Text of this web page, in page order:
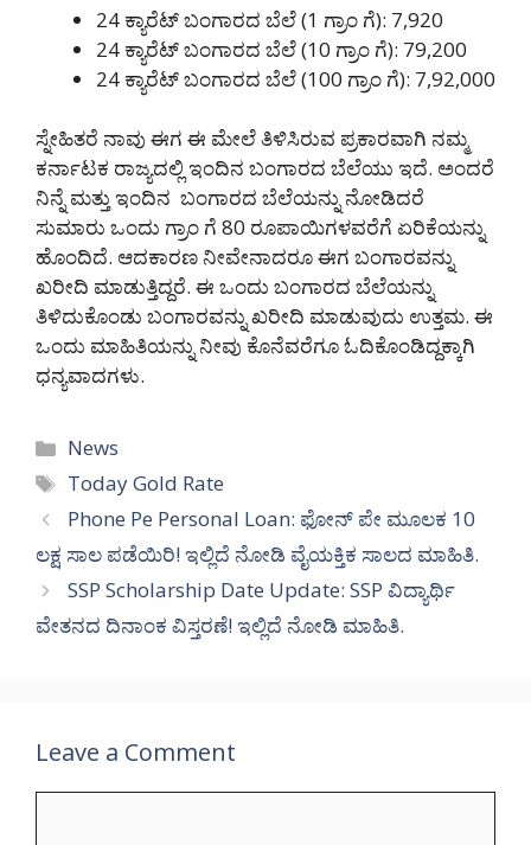
24 ಕ್ಯಾರೆಟ್ ಬಂಗಾರದ ಬೆಲೆ (1 ಗ್ರಾಂ ಗೆ): 7,920
24 ಕ್ಯಾರೆಟ್ ಬಂಗಾರದ ಬೆಲೆ (10 ಗ್ರಾಂ ಗೆ): 79,200
24 ಕ್ಯಾರೆಟ್ ಬಂಗಾರದ ಬೆಲೆ (100 ಗ್ರಾಂ ಗೆ): 7,92,000
ಸ್ನೇಹಿತರೆ ನಾವು ಈಗ ಈ ಮೇಲೆ ತಿಳಿಸಿರುವ ಪ್ರಕಾರವಾಗಿ ನಮ್ಮ
ಕರ್ನಾಟಕ ರಾಜ್ಯದಲ್ಲಿ ಇಂದಿನ ಬಂಗಾರದ ಬೆಲೆಯು ಇದೆ. ಅಂದರೆ
ನಿನ್ನೆ ಮತ್ತು ಇಂದಿನ ಬಂಗಾರದ ಬೆಲೆಯನ್ನು ನೋಡಿದರೆ
ಸುಮಾರು ಒಂದು ಗ್ರಾಂ ಗೆ 80 ರೂಪಾಯಿಗಳವರೆಗೆ ಏರಿಕೆಯನ್ನು
ಹೊಂದಿದೆ. ಆದಕಾರಣ ನೀವೇನಾದರೂ ಈಗ ಬಂಗಾರವನ್ನು
ಖರೀದಿ ಮಾಡುತ್ತಿದ್ದರೆ. ಈ ಒಂದು ಬಂಗಾರದ ಬೆಲೆಯನ್ನು
ತಿಳಿದುಕೊಂಡು ಬಂಗಾರವನ್ನು ಖರೀದಿ ಮಾಡುವುದು ಉತ್ತಮ. ಈ
ಒಂದು ಮಾಹಿತಿಯನ್ನು ನೀವು ಕೊನೆವರೆಗೂ ಓದಿಕೊಂಡಿದ್ದಕ್ಕಾಗಿ
ಧನ್ಯವಾದಗಳು.
Categories
News
Tags
Today Gold Rate
Phone Pe Personal Loan: ಫೋನ್ ಪೇ ಮೂಲಕ 10
ಲಕ್ಷ ಸಾಲ ಪಡೆಯಿರಿ! ಇಲ್ಲಿದೆ ನೋಡಿ ವೈಯಕ್ತಿಕ ಸಾಲದ ಮಾಹಿತಿ.
SSP Scholarship Date Update: SSP ವಿದ್ಯಾರ್ಥಿ
ವೇತನದ ದಿನಾಂಕ ವಿಸ್ತರಣೆ! ಇಲ್ಲಿದೆ ನೋಡಿ ಮಾಹಿತಿ.
Leave a Comment